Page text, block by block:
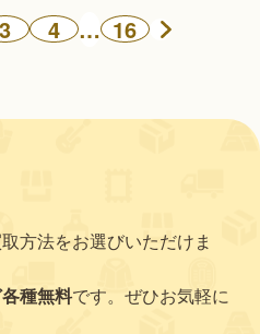
3 4 … 16
方法をお選びいただけま
種無料です。ぜひお気軽に